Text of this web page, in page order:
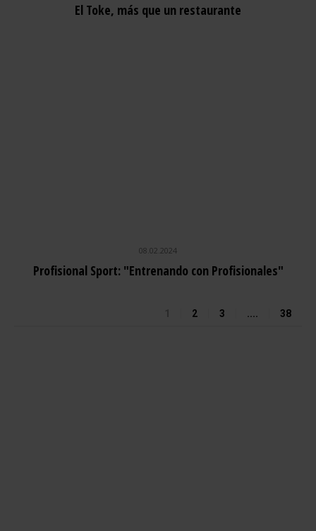
El Toke, más que un restaurante
08.02.2024
Profisional Sport: "Entrenando con Profisionales"
2 3 .... 38